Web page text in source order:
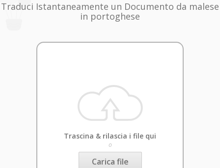
Traduci Istantaneamente un Documento da malese
in portoghese
Trascina & rilascia i file qui
o
Carica file